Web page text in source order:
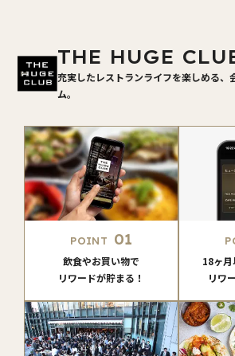
THE HUGE
充実したレストランライフを楽しめる、
ム。
POINT 01
飲食やお買い物で
リワードが貯まる！
18ヶ
リワ